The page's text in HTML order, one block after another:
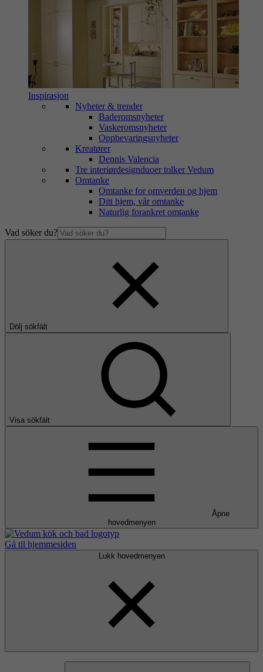
Inspirasjon
Nyheter & trender
Baderomsnyheter
Vaskeromsnyheter
Oppbevaringsnyheter
Kreatører
Dennis Valencia
Tre interiørdesignduoer tolker Vedum
Omtanke
Omtanke for omverden og hjem
Ditt hjem, vår omtanke
Naturlig forankret omtanke
Vad söker du?
Dölj sökfält
Visa sökfält
Åpne
hovedmenyen
Gå til hjemmesiden
Lukk hovedmenyen